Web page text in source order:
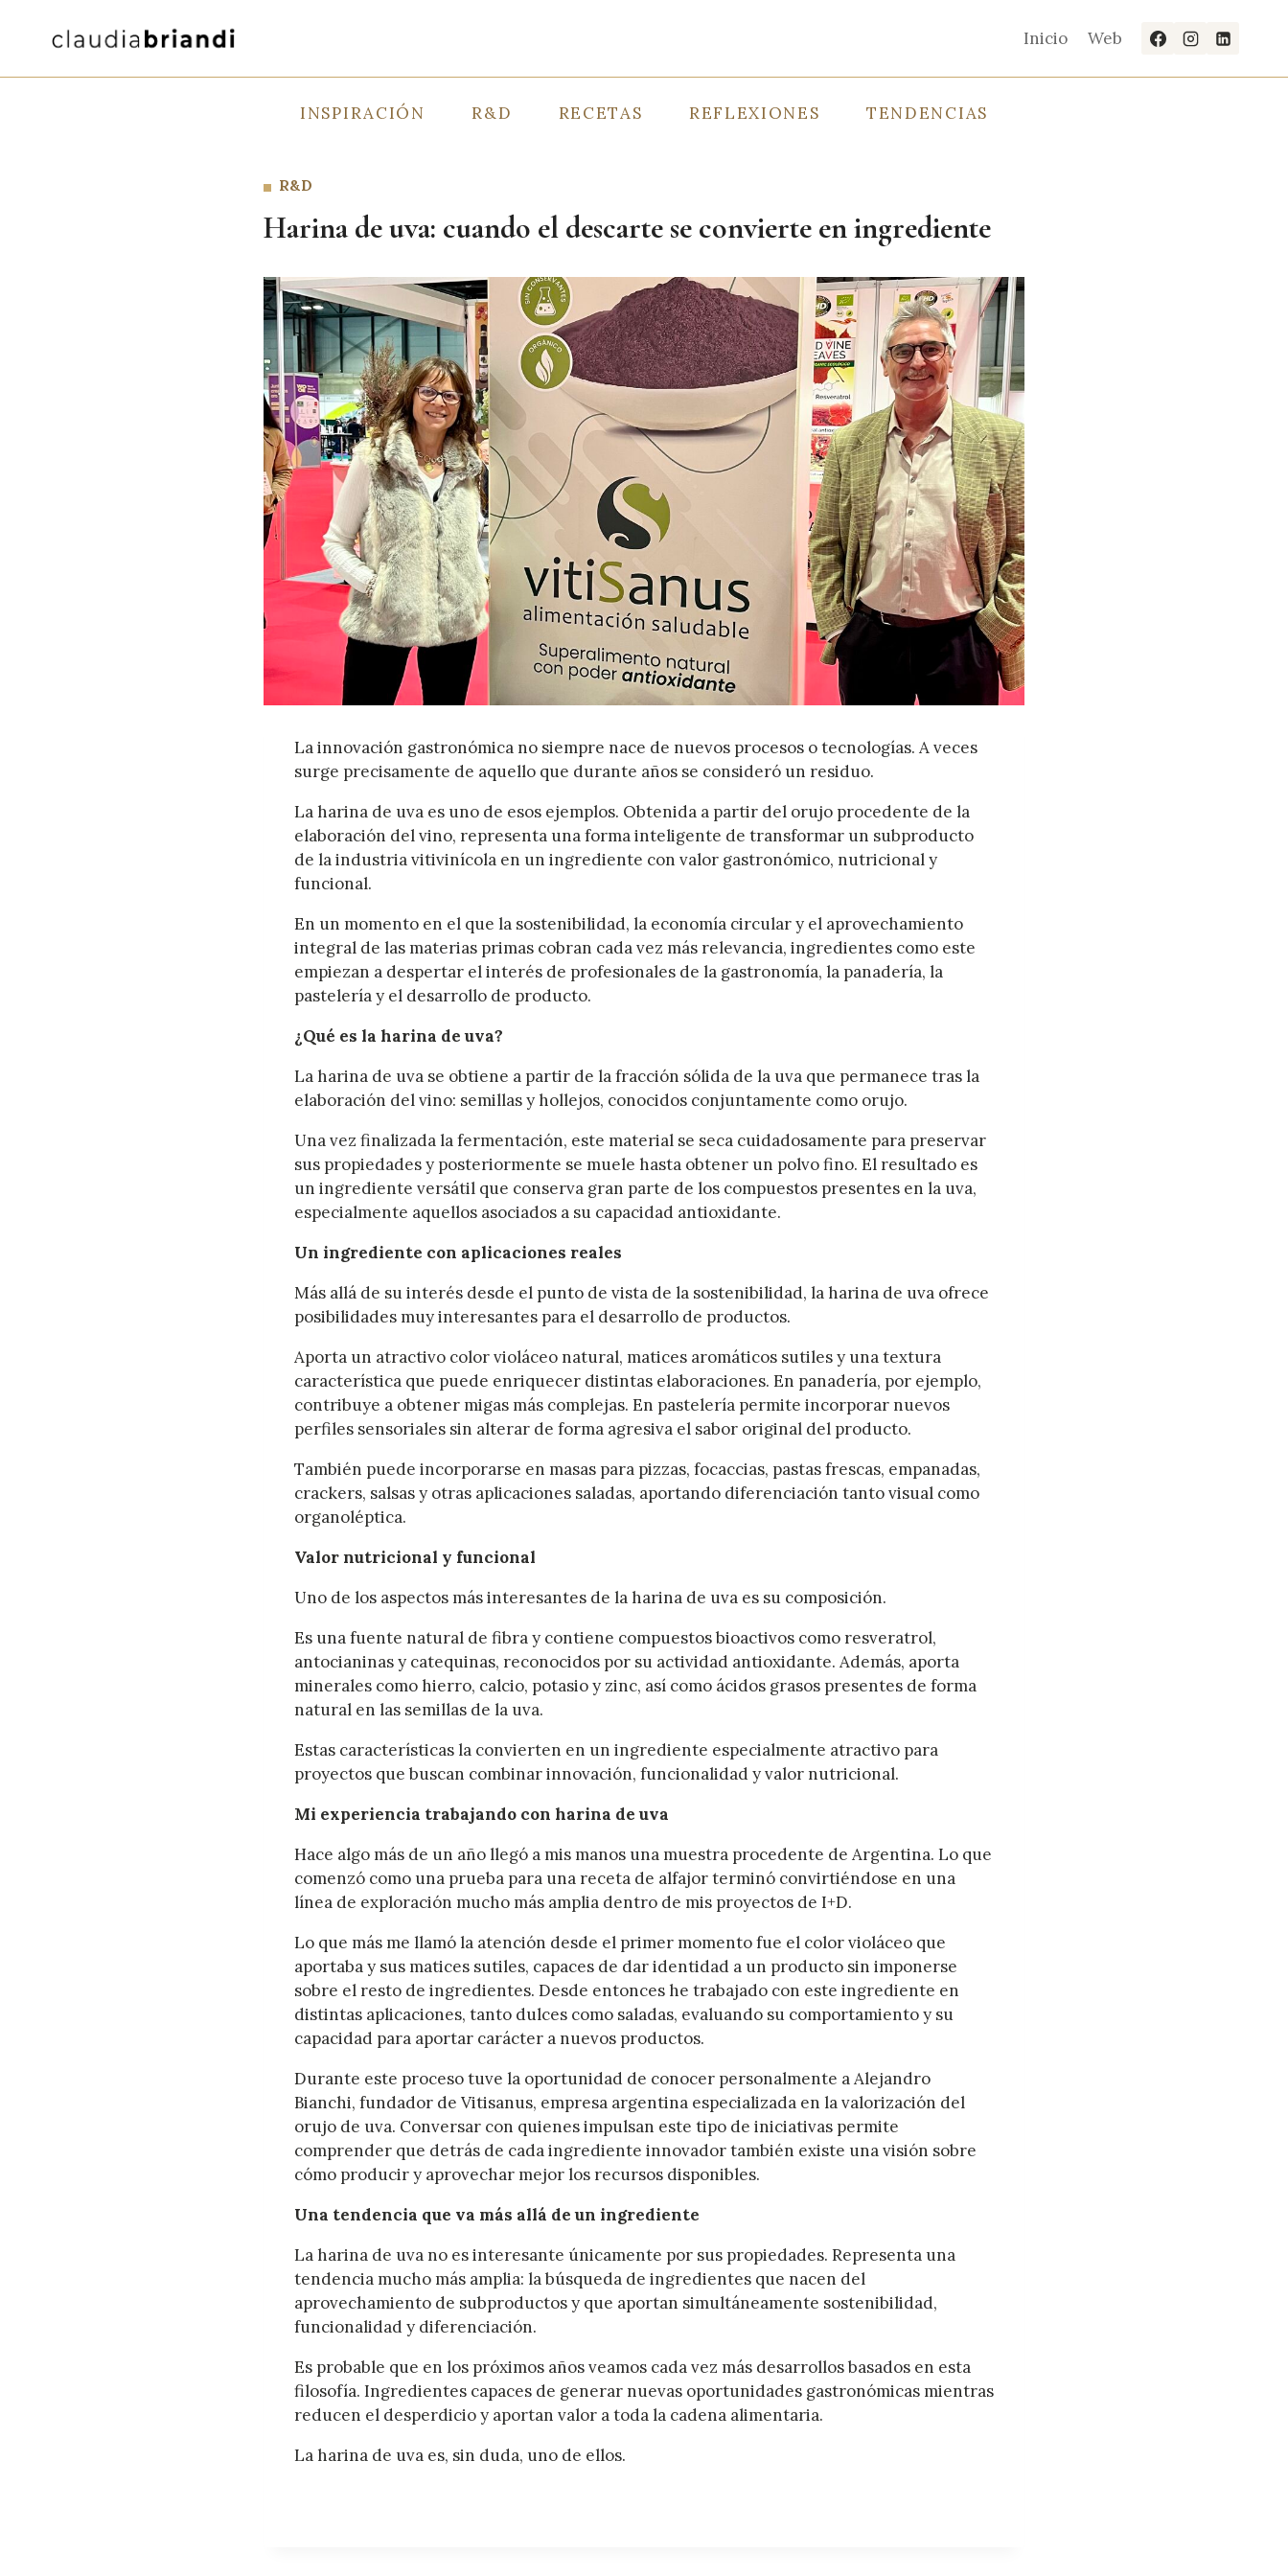
Inicio Web
INSPIRACIÓN R&D RECETAS REFLEXIONES TENDENCIAS
R&D
Harina de uva: cuando el descarte se convierte en ingrediente
La innovación gastronómica no siempre nace de nuevos procesos o tecnologías. A veces
surge precisamente de aquello que durante años se consideró un residuo.
La harina de uva es uno de esos ejemplos. Obtenida a partir del orujo procedente de la
elaboración del vino, representa una forma inteligente de transformar un subproducto
de la industria vitivinícola en un ingrediente con valor gastronómico, nutricional y
funcional.
En un momento en el que la sostenibilidad, la economía circular y el aprovechamiento
integral de las materias primas cobran cada vez más relevancia, ingredientes como este
empiezan a despertar el interés de profesionales de la gastronomía, la panadería, la
pastelería y el desarrollo de producto.
¿Qué es la harina de uva?
La harina de uva se obtiene a partir de la fracción sólida de la uva que permanece tras la
elaboración del vino: semillas y hollejos, conocidos conjuntamente como orujo.
Una vez finalizada la fermentación, este material se seca cuidadosamente para preservar
sus propiedades y posteriormente se muele hasta obtener un polvo fino. El resultado es
un ingrediente versátil que conserva gran parte de los compuestos presentes en la uva,
especialmente aquellos asociados a su capacidad antioxidante.
Un ingrediente con aplicaciones reales
Más allá de su interés desde el punto de vista de la sostenibilidad, la harina de uva ofrece
posibilidades muy interesantes para el desarrollo de productos.
Aporta un atractivo color violáceo natural, matices aromáticos sutiles y una textura
característica que puede enriquecer distintas elaboraciones. En panadería, por ejemplo,
contribuye a obtener migas más complejas. En pastelería permite incorporar nuevos
perfiles sensoriales sin alterar de forma agresiva el sabor original del producto.
También puede incorporarse en masas para pizzas, focaccias, pastas frescas, empanadas,
crackers, salsas y otras aplicaciones saladas, aportando diferenciación tanto visual como
organoléptica.
Valor nutricional y funcional
Uno de los aspectos más interesantes de la harina de uva es su composición.
Es una fuente natural de fibra y contiene compuestos bioactivos como resveratrol,
antocianinas y catequinas, reconocidos por su actividad antioxidante. Además, aporta
minerales como hierro, calcio, potasio y zinc, así como ácidos grasos presentes de forma
natural en las semillas de la uva.
Estas características la convierten en un ingrediente especialmente atractivo para
proyectos que buscan combinar innovación, funcionalidad y valor nutricional.
Mi experiencia trabajando con harina de uva
Hace algo más de un año llegó a mis manos una muestra procedente de Argentina. Lo que
comenzó como una prueba para una receta de alfajor terminó convirtiéndose en una
línea de exploración mucho más amplia dentro de mis proyectos de I+D.
Lo que más me llamó la atención desde el primer momento fue el color violáceo que
aportaba y sus matices sutiles, capaces de dar identidad a un producto sin imponerse
sobre el resto de ingredientes. Desde entonces he trabajado con este ingrediente en
distintas aplicaciones, tanto dulces como saladas, evaluando su comportamiento y su
capacidad para aportar carácter a nuevos productos.
Durante este proceso tuve la oportunidad de conocer personalmente a Alejandro
Bianchi, fundador de Vitisanus, empresa argentina especializada en la valorización del
orujo de uva. Conversar con quienes impulsan este tipo de iniciativas permite
comprender que detrás de cada ingrediente innovador también existe una visión sobre
cómo producir y aprovechar mejor los recursos disponibles.
Una tendencia que va más allá de un ingrediente
La harina de uva no es interesante únicamente por sus propiedades. Representa una
tendencia mucho más amplia: la búsqueda de ingredientes que nacen del
aprovechamiento de subproductos y que aportan simultáneamente sostenibilidad,
funcionalidad y diferenciación.
Es probable que en los próximos años veamos cada vez más desarrollos basados en esta
filosofía. Ingredientes capaces de generar nuevas oportunidades gastronómicas mientras
reducen el desperdicio y aportan valor a toda la cadena alimentaria.
La harina de uva es, sin duda, uno de ellos.